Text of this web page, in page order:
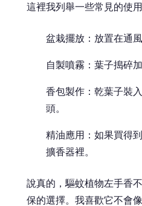
這裡我列舉一些常見的使
盆栽擺放：放置在通
自製噴霧：葉子搗碎
香包製作：乾葉子裝
頭。
精油應用：如果買得
擴香器裡。
說真的，驅蚊植物左手香
保的選擇。我喜歡它不會